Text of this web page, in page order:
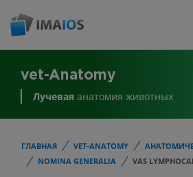
vet-Anatomy
Лучевая анатомия животных
ГЛАВНАЯ VET-ANATOMY
NOMINA GENERALIA
VAS